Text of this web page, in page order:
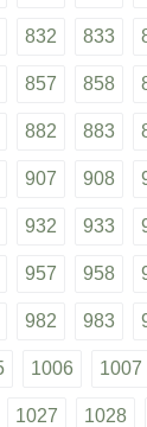
832 833
857 858
882 883
907 908
932 933
957 958
982 983
1006 1007
1027 1028